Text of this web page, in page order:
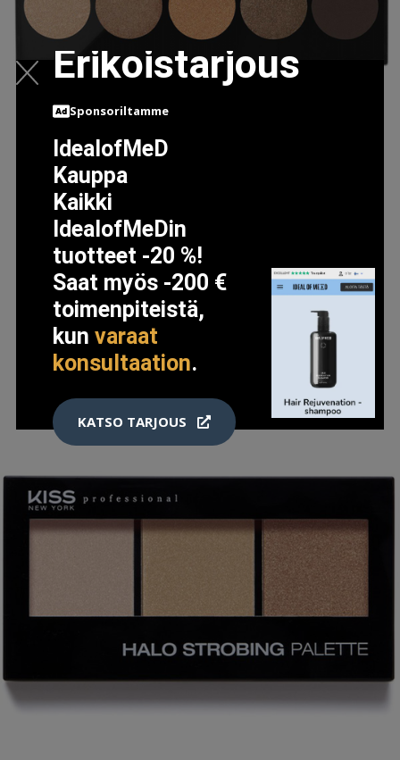
BOBBI BROWN REAL NUDES EYE SHADOW PALETTE
GOLDEN NUDES
37 EUR
LISÄTIETOJA
Erikoistarjous
Sponsoriltamme
IdealofMeD
Kauppa
Kaikki
IdealofMeDin
tuotteet -20 %!
Saat myös -200 €
toimenpiteistä,
kunvaraat
konsultaation.
KATSO TARJOUS